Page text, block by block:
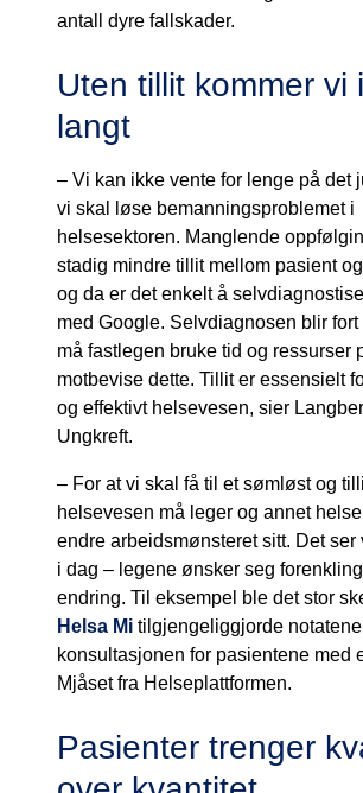
antall dyre fallskader.
Uten tillit kommer vi
langt
– Vi kan ikke vente for lenge på det
vi skal løse bemanningsproblemet i
helsesektoren. Manglende
stadig mindre tillit mellom pasient
og da er det enkelt å
med Google. Selvdiagnosen blir fort
må fastlegen bruke tid og ressurser
motbevise dette. Tillit er essensielt
og effektivt helsevesen, sier
Ungkreft.
– For at vi skal få til et sømløst og
helsevesen må leger og annet
endre arbeidsmønsteret sitt. Det ser
i dag – legene ønsker seg
endring. Til eksempel ble det stor
Helsa Mi tilgjengeliggjorde notatene
konsultasjonen for pasientene med
Mjåset fra Helseplattformen.
Pasienter trenger